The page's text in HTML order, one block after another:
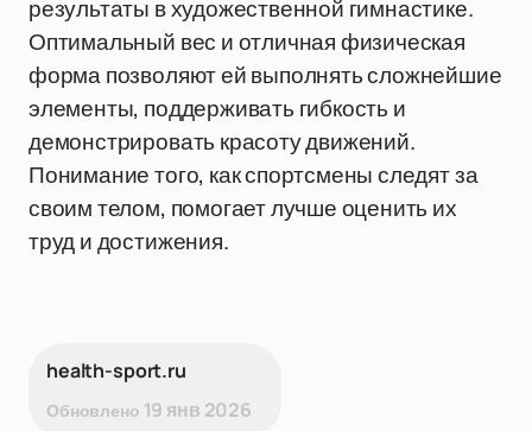
результаты в художественной гимнастике.
Оптимальный вес и отличная физическая
форма позволяют ей выполнять сложнейшие
элементы, поддерживать гибкость и
демонстрировать красоту движений.
Понимание того, как спортсмены следят за
своим телом, помогает лучше оценить их
труд и достижения.
health-sport.ru
Обновлено 19 янв 2026